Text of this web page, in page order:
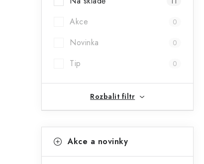
Akce 0
Novinka 0
Tip 0
Rozbalit filtr
kategorie
a
Akce a novinky